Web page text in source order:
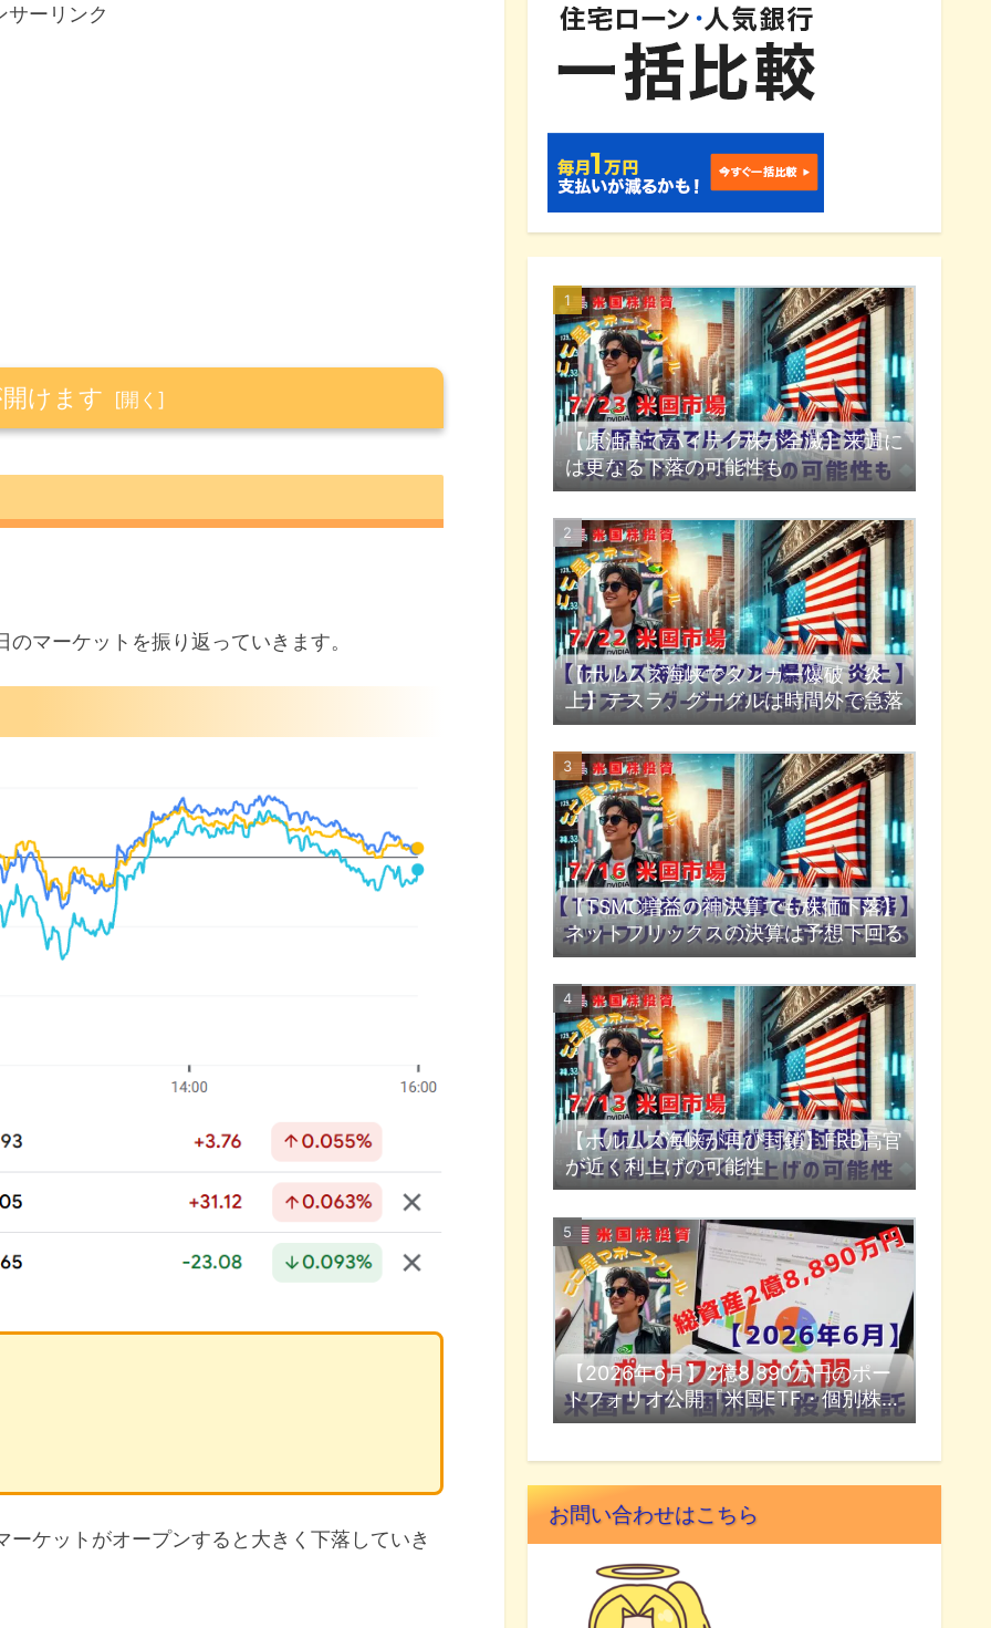
サーリンク
けます
ー大量導入へ
マーケットを振り返っていきます。
ケットがオープンすると大きく下落していき
【原油高でハイテク株が全滅】来週に
は更なる下落の可能性も
【ホルムズ海峡でタンカー爆破・炎
上】テスラ、グーグルは時間外で急落
【TSMC増益の神決算でも株価下落】
ネットフリックスの決算は予想下回る
【ホルムズ海峡が再び封鎖】FRB高官
が近く利上げの可能性
【2026年6月】2億8,890万円のポー
トフォリオ公開『米国ETF・個別株・
投資信託』
お問い合わせはこちら